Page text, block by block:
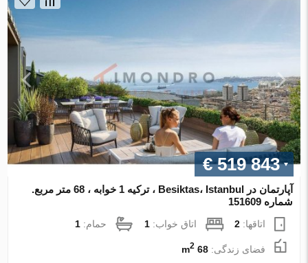
€ 519 843
آپارتمان در Besiktas، Istanbul ، ترکیه 1 خوابه ، 68 متر مربع.
شماره 151609
اتاقها:2 اتاق خواب:1 حمام:1
فضای زندگی:68 m
2